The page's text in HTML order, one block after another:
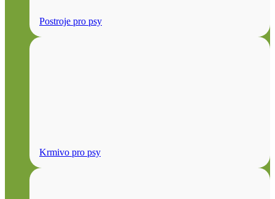
Postroje pro psy
Krmivo pro psy